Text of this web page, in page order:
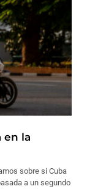
en la
sobre si Cuba
a un segundo